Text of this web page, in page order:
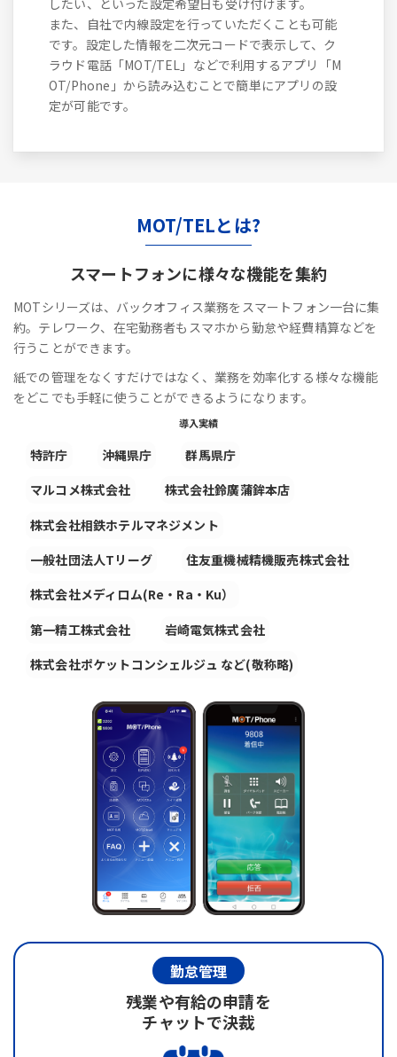
また、自社で内線設定を行っていただくことも可能
です。設定した情報を二次元コードで表示して、ク
ラウド電話「MOT/TEL」などで利用するアプリ「M
OT/Phone」から読み込むことで簡単にアプリの設
定が可能です。
MOT/TELとは?
スマートフォンに様々な機能を集約
MOTシリーズは、バックオフィス業務をスマートフォン一台に集
約。テレワーク、在宅勤務者もスマホから勤怠や経費精算などを
行うことができます。
紙での管理をなくすだけではなく、業務を効率化する様々な機能
をどこでも手軽に使うことができるようになります。
導入実績
特許庁 沖縄県庁
群馬県庁
マルコメ株式会社
株式会社鈴廣蒲鉾本店
株式会社相鉄ホテルマネジメント
一般社団法人Tリーグ
住友重機械精機販売株式会社
株式会社メディロム(Re・Ra・Ku）
第一精工株式会社
岩崎電気株式会社
株式会社ポケットコンシェルジュ など(敬称略)
勤怠管理
残業や有給の申請を
チャットで決裁